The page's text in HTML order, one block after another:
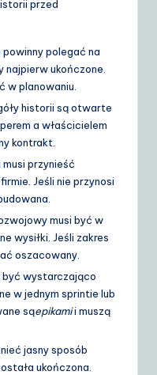
przed
polegać na
najpierw ukończone.
w planowaniu.
historii są otwarte
a właścicielem
kontrakt.
przynieść
Jeśli nie przynosi
musi być w
wysiłki. Jeśli zakres
oszacowany.
być wystarczająco
w jednym sprintie lub
sąepikamii muszą
jasny sposób
ukończona.